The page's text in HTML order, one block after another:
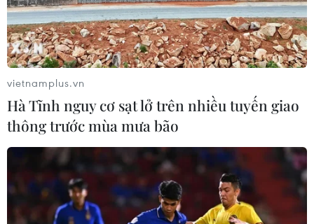
#Biệt thự nghỉ dưỡng
#Khu biệt thự The Harmony
#Vingroup
#cms #tin tức
#tin tức mới nhất
#tin tức 24h
#tin tức mới nhất trong ngày
vietnamplus.vn
Hà Tĩnh nguy cơ sạt lở trên nhiều tuyến giao
thông trước mùa mưa bão